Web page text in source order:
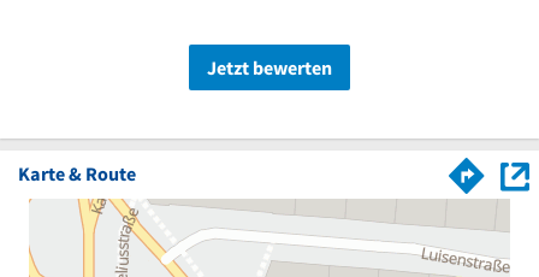
Jetzt bewerten
Karte & Route